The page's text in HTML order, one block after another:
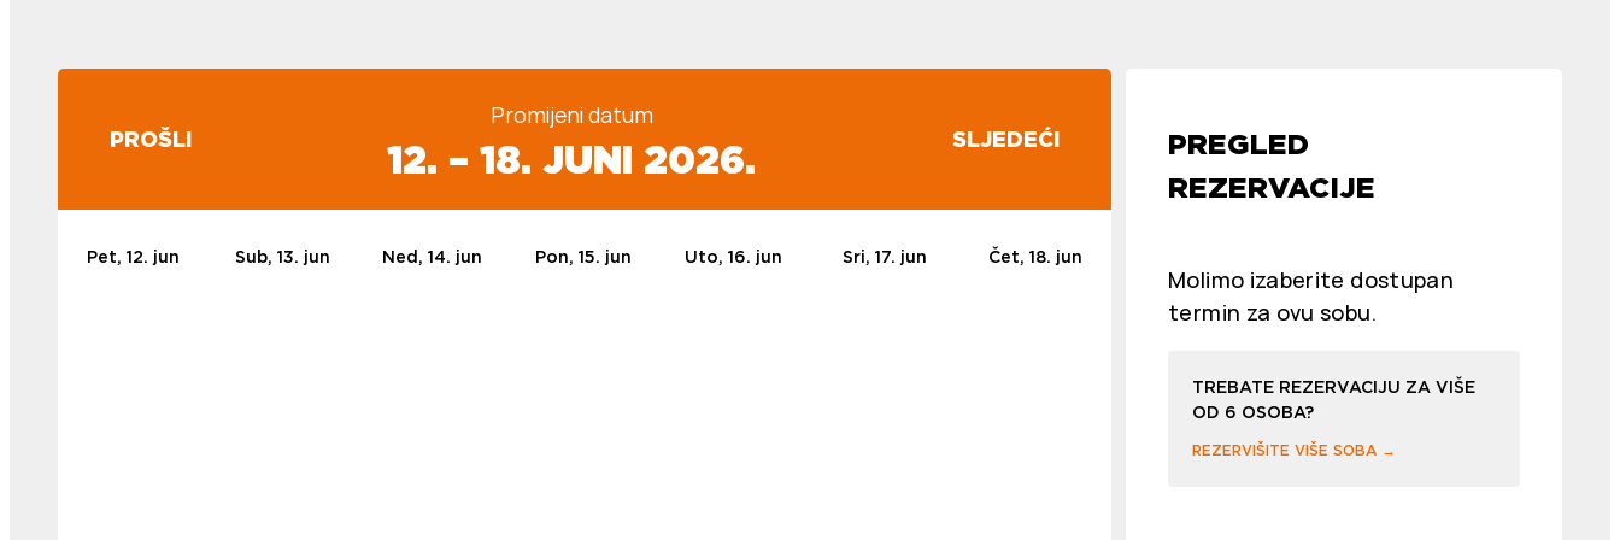
PROŠLI
Promijeni datum
12. – 18. JUNI 2026. SLJEDEĆI
Pet, 12. jun Sub, 13. jun Ned, 14. jun Pon, 15. jun Uto, 16. jun Sri, 17. jun Čet, 18. jun
PREGLED
REZERVACIJE
Molimo izaberite dostupan
termin za ovu sobu.
TREBATE REZERVACIJU ZA VIŠE
OD 6 OSOBA?
REZERVIŠITE VIŠE SOBA →